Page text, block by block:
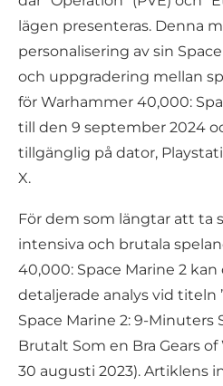
lägen presenteras. Denna
personalisering av sin
och uppgradering mellan
för Warhammer 40,000:
till den 9 september 2024
tillgänglig på dator,
X.
För dem som längtar att ta
intensiva och brutala
40,000: Space Marine 2
detaljerade analys vid titeln
Space Marine 2: 9-Minuters
Brutalt Som en Bra Gears
30 augusti 2023). Artiklens